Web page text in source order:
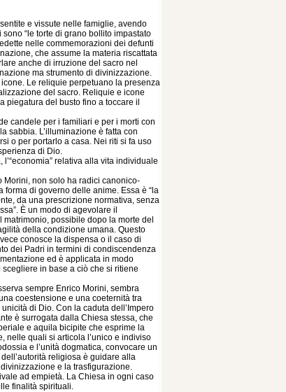
e vissute nelle famiglie, avendo
“le torte di grano bollito impastato
nelle commemorazioni dei defunti
che assume la materia riscattata
anche di irruzione del sacro nel
ma strumento di divinizzazione.
Le reliquie perpetuano la presenza
del sacro. Reliquie e icone
piegatura del busto fino a toccare il
candele per i familiari e per i morti con
sabbia. L’illuminazione è fatta con
o per portarlo a casa. Nei riti si fa uso
di Dio.
relativa alla vita individuale
Morini, non solo ha radici canonico-
di governo delle anime. Essa è “la
da una prescrizione normativa, senza
È un modo di agevolare il
possibile dopo la morte del
della condizione umana. Questo
conosce la dispensa o il caso di
dei Padri in termini di condiscendenza
ed è applicata in modo
in base a ciò che si ritiene
sempre Enrico Morini, sembra
coestensione e una coeternità tra
di Dio. Con la caduta dell’Impero
è surrogata dalla Chiesa stessa, che
e aquila bicipite che esprime la
nelle quali si articola l’unico e indiviso
e l’unità dogmatica, convocare un
religiosa è guidare alla
e la trasfigurazione.
ad empietà. La Chiesa in ogni caso
finalità spirituali.